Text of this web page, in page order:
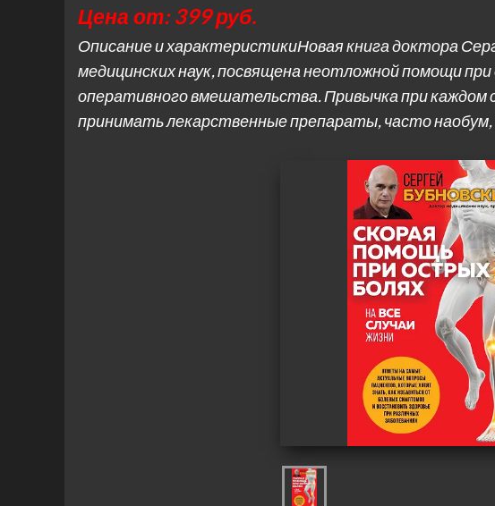
Цена от: 399 руб.
Описание и характеристикиНовая книга доктора
медицинских наук, посвящена неотложной помощи
оперативного вмешательства. Привычка при каждом
принимать лекарственные препараты, часто